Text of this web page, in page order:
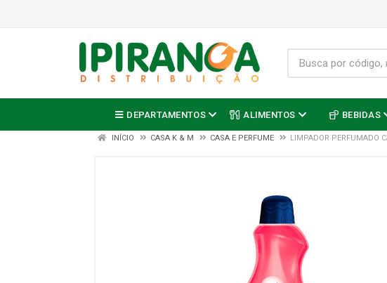
DEPARTAMENTOS ALIMENTOS BEBIDAS
INÍCIO CASA K & M CASA E PERFUME LIMPADOR PERFUMADO